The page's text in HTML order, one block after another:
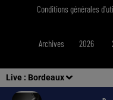
Live : Bordeaux
Conditions générales
Archives 2026